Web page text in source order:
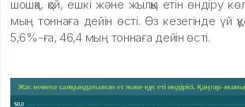
шошқа, қой, ешкі және жылқы етін өндіру
мың тоннаға дейін өсті. Өз кезегінде үй
5,6%-ға, 46,4 мың тоннаға дейін өсті.